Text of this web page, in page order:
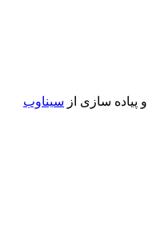
سازی از سیناوب